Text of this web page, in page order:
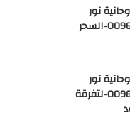
نور
الصادقة0096176904084-السحر
نور
الصادقة0096176904084-لتفرقة